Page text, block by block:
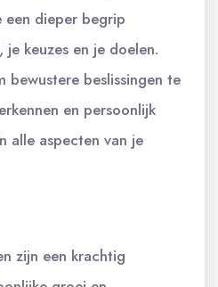
een dieper begrip
keuzes en je doelen.
bewustere beslissingen te
en persoonlijk
alle aspecten van je
zijn een krachtig